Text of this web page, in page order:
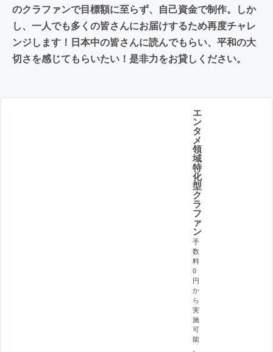
のクラファンで目標額に至らず、自己資金で制作。しか
し、一人でも多くの皆さんにお届けするため再度チャレ
ンジします！日本中の皆さんに読んでもらい、平和の大
切さを感じてもらいたい！是非力をお貸しください。
エ
ン
タ
メ
領
域
特
化
型
ク
ラ
フ
ァ
ン
手
数
料
0
円
か
ら
実
施
可
能